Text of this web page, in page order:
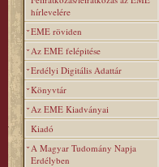
hírlevelére
EME röviden
Az EME felépitése
Erdélyi Digitális Adattár
Könyvtár
Az EME Kiadványai
Kiadó
A Magyar Tudomány Napja
Erdélyben